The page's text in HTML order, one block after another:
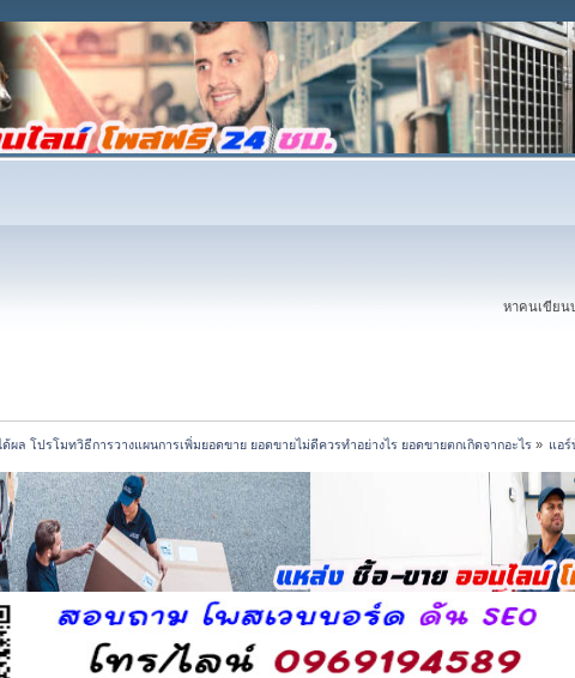
หาคนเขียน
ผล โปรโมทวิธีการวางแผนการเพิ่มยอดขาย ยอดขายไม่ดีควรทำอย่างไร ยอดขายตกเกิดจากอะไร» แอ